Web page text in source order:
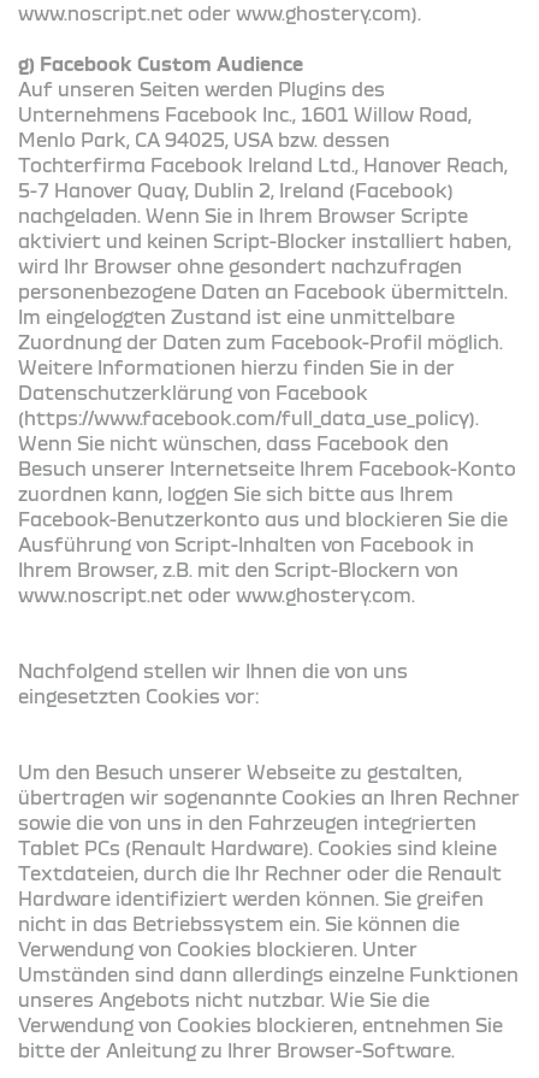
www.noscript.net oder www.ghostery.com).
g) Facebook Custom Audience
Auf unseren Seiten werden Plugins des
Unternehmens Facebook Inc., 1601 Willow Road,
Menlo Park, CA 94025, USA bzw. dessen
Tochterfirma Facebook Ireland Ltd., Hanover Reach,
5-7 Hanover Quay, Dublin 2, Ireland (Facebook)
nachgeladen. Wenn Sie in Ihrem Browser Scripte
aktiviert und keinen Script-Blocker installiert haben,
wird Ihr Browser ohne gesondert nachzufragen
personenbezogene Daten an Facebook übermitteln.
Im eingeloggten Zustand ist eine unmittelbare
Zuordnung der Daten zum Facebook-Profil möglich.
Weitere Informationen hierzu finden Sie in der
Datenschutzerklärung von Facebook
(https://www.facebook.com/full_data_use_policy).
Wenn Sie nicht wünschen, dass Facebook den
Besuch unserer Internetseite Ihrem Facebook-Konto
zuordnen kann, loggen Sie sich bitte aus Ihrem
Facebook-Benutzerkonto aus und blockieren Sie die
Ausführung von Script-Inhalten von Facebook in
Ihrem Browser, z.B. mit den Script-Blockern von
www.noscript.net oder www.ghostery.com.
Nachfolgend stellen wir Ihnen die von uns
eingesetzten Cookies vor:
Um den Besuch unserer Webseite zu gestalten,
übertragen wir sogenannte Cookies an Ihren Rechner
sowie die von uns in den Fahrzeugen integrierten
Tablet PCs (Renault Hardware). Cookies sind kleine
Textdateien, durch die Ihr Rechner oder die Renault
Hardware identifiziert werden können. Sie greifen
nicht in das Betriebssystem ein. Sie können die
Verwendung von Cookies blockieren. Unter
Umständen sind dann allerdings einzelne Funktionen
unseres Angebots nicht nutzbar. Wie Sie die
Verwendung von Cookies blockieren, entnehmen Sie
bitte der Anleitung zu Ihrer Browser-Software.